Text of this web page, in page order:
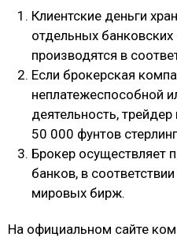
Клиентские деньги
отдельных банковских
производятся в
Если брокерская
неплатежеспособной
деятельность,
50 000 фунтов
Брокер осуществляет
банков, в
мировых бирж.
На официальном сайте